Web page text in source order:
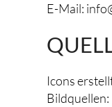
E-Mail:
Icons
Bildquellen: